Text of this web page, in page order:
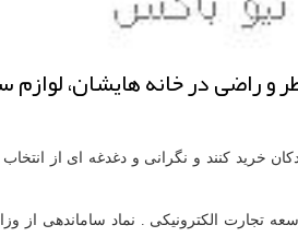
راضی در خانه هایشان،
كنند و نگرانی و دغدغه ای از
تجارت الکترونیکی . نماد ساماندهی